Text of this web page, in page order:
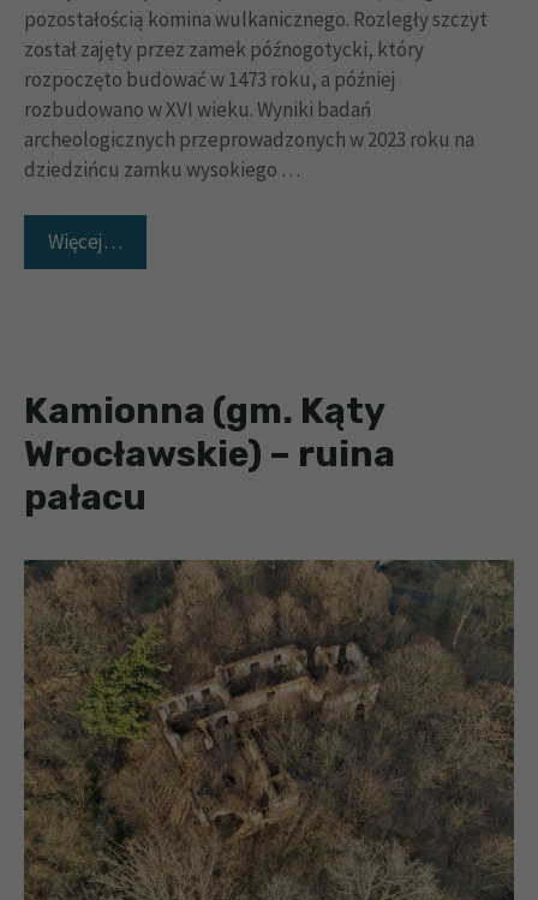
pozostałością komina wulkanicznego. Rozległy szczyt
został zajęty przez zamek późnogotycki, który
rozpoczęto budować w 1473 roku, a później
rozbudowano w XVI wieku. Wyniki badań
archeologicznych przeprowadzonych w 2023 roku na
dziedzińcu zamku wysokiego …
Więcej…
Kamionna (gm. Kąty
Wrocławskie) – ruina
pałacu